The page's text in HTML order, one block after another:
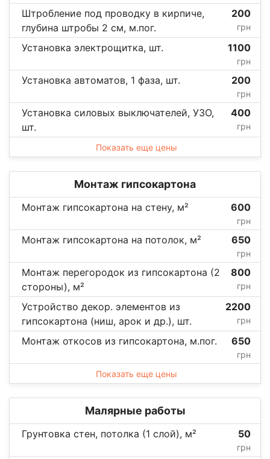
Штробление под проводку в кирпиче,
глубина штробы 2 см, м.пог.
200
грн
Установка электрощитка, шт. 1100
грн
Установка автоматов, 1 фаза, шт. 200
грн
Установка силовых выключателей, УЗО,
шт.
400
грн
Показать еще цены
Монтаж гипсокартона
Монтаж гипсокартона на стену, м² 600
грн
Монтаж гипсокартона на потолок, м² 650
грн
Монтаж перегородок из гипсокартона (2
стороны), м²
800
грн
Устройство декор. элементов из
гипсокартона (ниш, арок и др.), шт.
2200
грн
Монтаж откосов из гипсокартона, м.пог. 650
грн
Показать еще цены
Малярные работы
Грунтовка стен, потолка (1 слой), м² 50
грн